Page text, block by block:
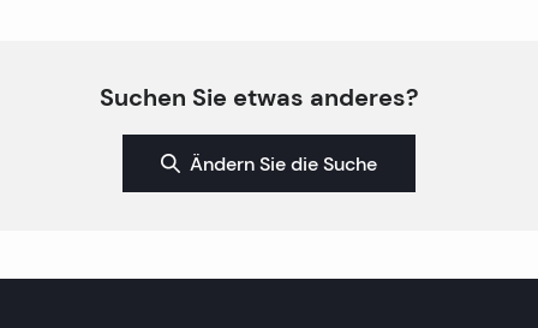
Suchen Sie etwas anderes?
Ändern Sie die Suche